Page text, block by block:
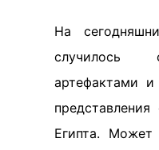
На
случилось
артефактами
Египта.